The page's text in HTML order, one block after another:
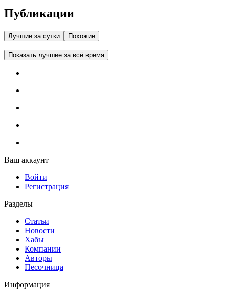
Публикации
Лучшие за сутки Похожие
Показать лучшие за всё время
Ваш аккаунт
Войти
Регистрация
Разделы
Статьи
Новости
Хабы
Компании
Авторы
Песочница
Информация